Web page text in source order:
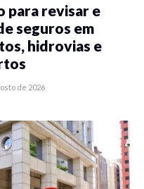
para revisar e
seguros em
hidrovias e
de 2026